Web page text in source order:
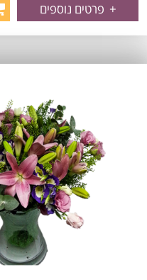
+ פרטים נוספים